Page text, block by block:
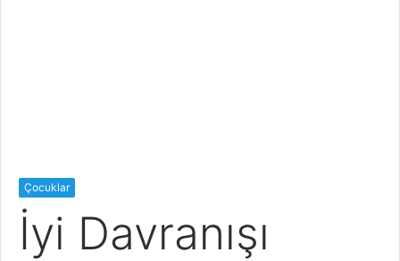
Çocuklar
İyi Davranışı